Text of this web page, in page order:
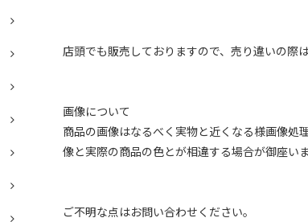
店頭でも販売しておりますので、売り違いの際
画像について
商品の画像はなるべく実物と近くなる様画像
像と実際の商品の色とが相違する場合が御座い
ご不明な点はお問い合わせください。